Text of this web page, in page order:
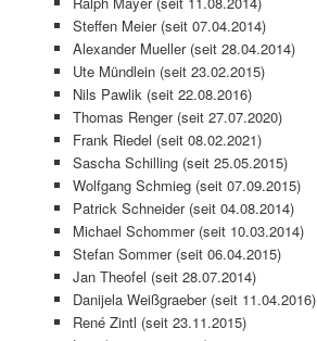
Steffen Meier (seit 07.04.2014)
Alexander Mueller (seit 28.04.2014)
Ute Mündlein (seit 23.02.2015)
Nils Pawlik (seit 22.08.2016)
Thomas Renger (seit 27.07.2020)
Frank Riedel (seit 08.02.2021)
Sascha Schilling (seit 25.05.2015)
Wolfgang Schmieg (seit 07.09.2015)
Patrick Schneider (seit 04.08.2014)
Michael Schommer (seit 10.03.2014)
Stefan Sommer (seit 06.04.2015)
Jan Theofel (seit 28.07.2014)
Danijela Weißgraeber (seit 11.04.2016)
René Zintl (seit 23.11.2015)